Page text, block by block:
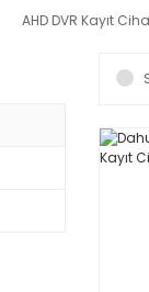
AHD DVR Kayıt